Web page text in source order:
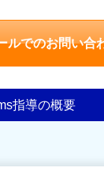
ルでのお問い合
指導の概要